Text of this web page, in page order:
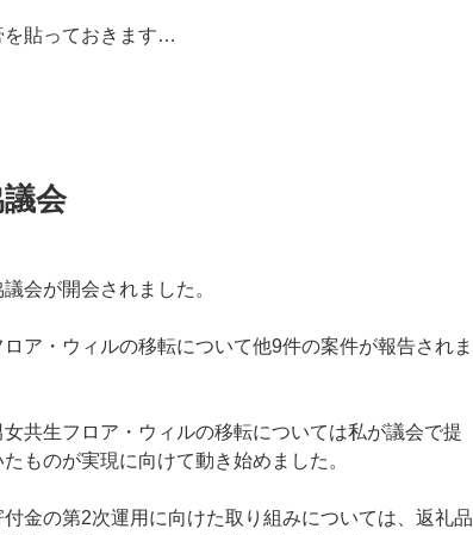
を貼っておきます…
会
会が開会されました。
ア・ウィルの移転について他9件の案件が報告されま
共生フロア・ウィルの移転については私が議会で提
ものが実現に向けて動き始めました。
付金の第2次運用に向けた取り組みについては、返礼品